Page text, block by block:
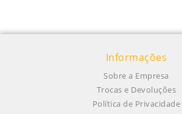
Informações
Sobre a Empresa
Trocas e Devoluções
Política de Privacidade